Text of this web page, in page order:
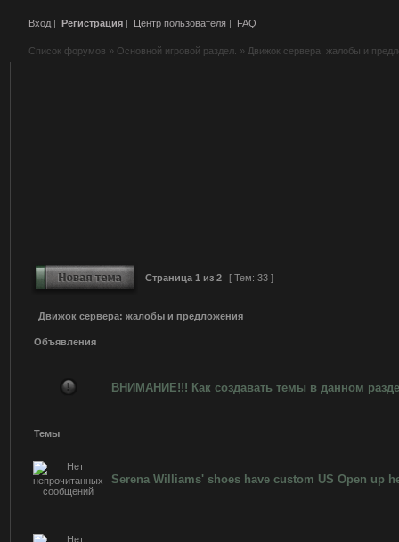
Вход | Регистрация | Центр пользователя | FAQ
Список форумов » Основной игровой раздел. » Движок сервера: жалобы и
Страница 1 из 2 [ Тем: 33 ]
Движок сервера: жалобы и предложения
Объявления
ВНИМАНИЕ!!! Как создавать темы в данном
Темы
Serena Williams' shoes have custom US Open up